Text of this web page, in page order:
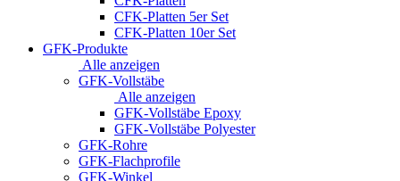
CFK-Platten 5er Set
CFK-Platten 10er Set
GFK-Produkte
Alle anzeigen
GFK-Vollstäbe
Alle anzeigen
GFK-Vollstäbe Epoxy
GFK-Vollstäbe Polyester
GFK-Rohre
GFK-Flachprofile
GFK-Winkel